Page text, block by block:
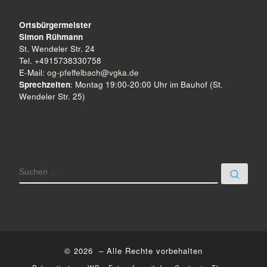
u
n
g
N
g
Ortsbürgermeister
Simon Rühmann
St. Wendeler Str. 24
Tel. +4915738330758
E-Mail: og-pfeffelbach@vgka.de
Sprechzeiten: Montag 19:00-20:00 Uhr im Bauhof (St.
Wendeler Str. 25)
SUCHE
© 2026 – Alle Rechte vorbehalten